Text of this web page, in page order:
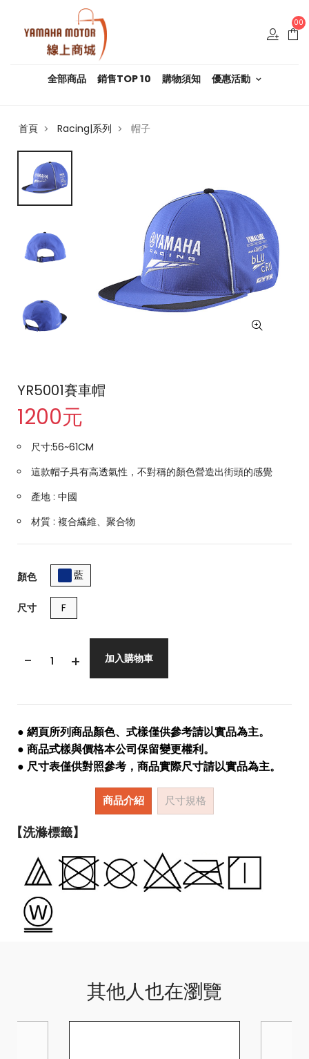
00
全部商品 銷售TOP 10 購物須知 優惠活動
首頁 > Racing|系列 > 帽子
YR5001賽車帽
1200元
尺寸:56~61CM
這款帽子具有高透氣性，不對稱的顏色營造出街頭的感覺
產地 : 中國
材質 : 複合繊維、聚合物
顏色 藍
尺寸 F
- + 加入購物車
● 網頁所列商品顏色、式樣僅供參考請以實品為主。
● 商品式樣與價格本公司保留變更權利。
● 尺寸表僅供對照參考，商品實際尺寸請以實品為主。
商品介紹 尺寸規格
【洗滌標籤】
其他人也在瀏覽